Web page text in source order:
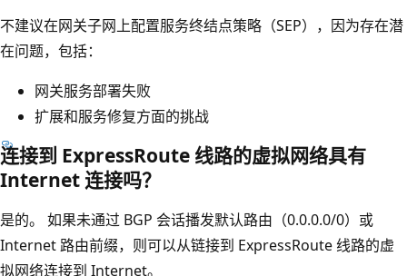
不建议在网关子网上配置服务终结点策略（SEP），因为存在潜
在问题，包括：
网关服务部署失败
扩展和服务修复方面的挑战
连接到 ExpressRoute 线路的虚拟网络具有
Internet 连接吗？
是的。 如果未通过 BGP 会话播发默认路由（0.0.0.0/0）或
Internet 路由前缀，则可以从链接到 ExpressRoute 线路的虚
拟网络连接到 Internet。